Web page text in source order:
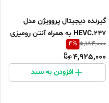
گیرنده دیجیتال پروویژن مدل
HEVC.247 به همراه آنتن رومیزی
امگا
5,184,000
4%
4,925,000
افزودن به سبد